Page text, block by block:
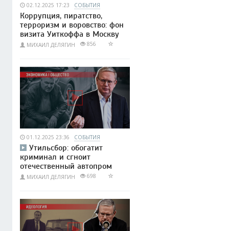
02.12.2025 17:23 СОБЫТИЯ
Коррупция, пиратство,
терроризм и воровство: фон
визита Уиткоффа в Москву
МИХАИЛ ДЕЛЯГИН 856
01.12.2025 23:36 СОБЫТИЯ
Утильсбор: обогатит
криминал и сгноит
отечественный автопром
МИХАИЛ ДЕЛЯГИН 698